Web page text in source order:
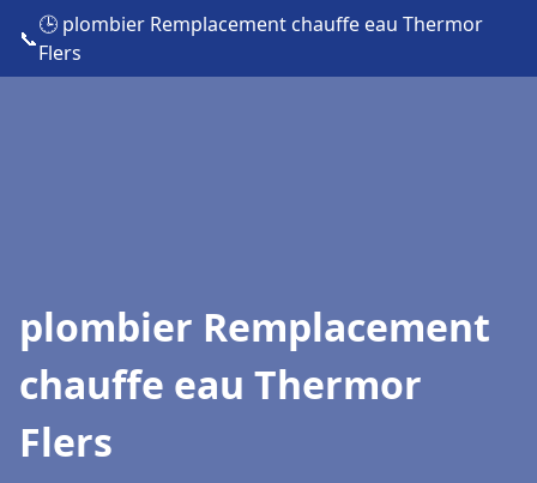
📞
🕒 plombier Remplacement chauffe eau Thermor
Flers
plombier Remplacement
chauffe eau Thermor
Flers